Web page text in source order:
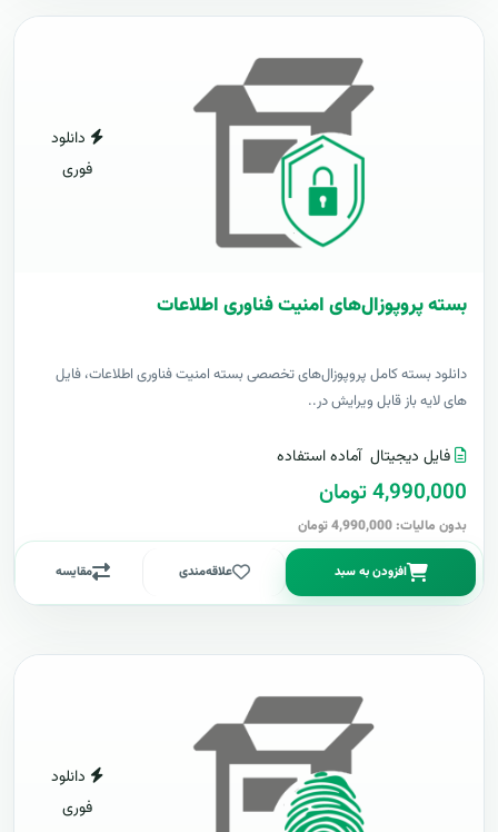
دانلود
فوری
بسته پروپوزال‌های امنیت فناوری اطلاعات
دانلود بسته کامل پروپوزال‌های تخصصی بسته امنیت فناوری اطلاعات، فایل
های لایه باز قابل ویرایش در..
فایل دیجیتال آماده استفاده
4,990,000 تومان
بدون مالیات: 4,990,000 تومان
افزودن به سبد علاقه‌مندی مقایسه
دانلود
فوری